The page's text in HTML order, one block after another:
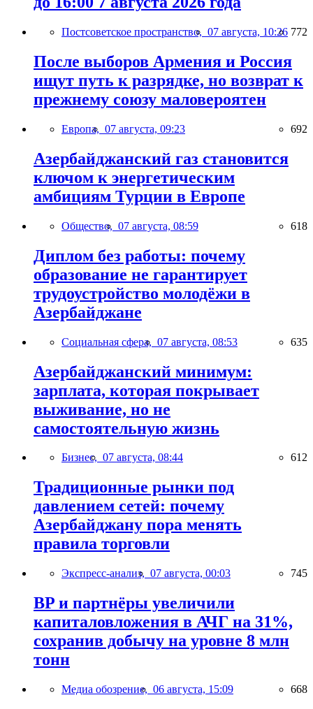
Постсоветское пространство, 07 августа, 10:26 772
После выборов Армения и Россия
ищут путь к разрядке, но возврат к
прежнему союзу маловероятен
Европа, 07 августа, 09:23 692
Азербайджанский газ становится
ключом к энергетическим
амбициям Турции в Европе
Общество, 07 августа, 08:59 618
Диплом без работы: почему
образование не гарантирует
трудоустройство молодёжи в
Азербайджане
Социальная сфера, 07 августа, 08:53 635
Азербайджанский минимум:
зарплата, которая покрывает
выживание, но не
самостоятельную жизнь
Бизнес, 07 августа, 08:44 612
Традиционные рынки под
давлением сетей: почему
Азербайджану пора менять
правила торговли
Экспресс-анализ, 07 августа, 00:03 745
BP и партнёры увеличили
капиталовложения в АЧГ на 31%,
сохранив добычу на уровне 8 млн
тонн
Медиа обозрение, 06 августа, 15:09 668